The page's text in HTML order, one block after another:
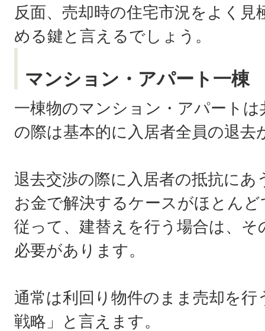
反面、売却時の住宅市況をよく
める鍵と言えるでしょう。
マンション・アパート一棟
一棟物のマンション・アパート
の際は基本的に入居者全員の退去
退去交渉の際に入居者の抵抗に
お金で解決するケースがほとんど
従って、建替えを行う場合は、
必要があります。
通常は利回り物件のまま売却を行
戦略」と言えます。